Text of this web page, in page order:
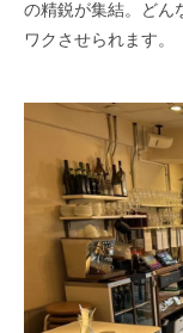
の精鋭が集結。どん
ワクさせられます。